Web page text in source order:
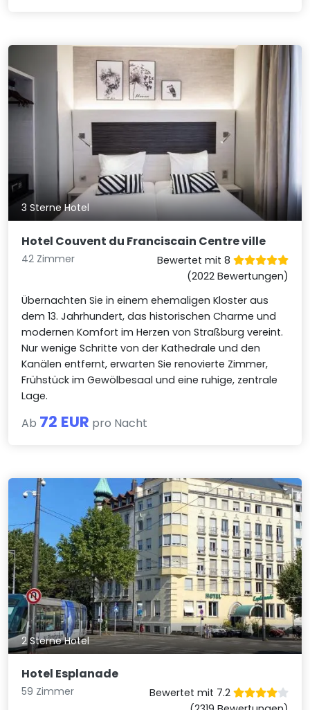
3 Sterne Hotel
Hotel Couvent du Franciscain Centre ville
42 Zimmer
Bewertet mit 8
(2022 Bewertungen)
Übernachten Sie in einem ehemaligen Kloster aus
dem 13. Jahrhundert, das historischen Charme und
modernen Komfort im Herzen von Straßburg vereint.
Nur wenige Schritte von der Kathedrale und den
Kanälen entfernt, erwarten Sie renovierte Zimmer,
Frühstück im Gewölbesaal und eine ruhige, zentrale
Lage.
Ab 72 EUR pro Nacht
2 Sterne Hotel
Hotel Esplanade
59 Zimmer
Bewertet mit 7.2